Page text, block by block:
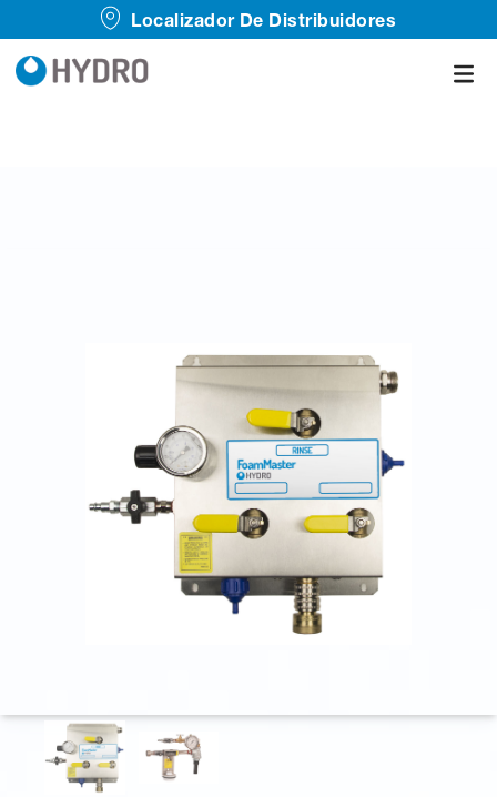
Localizador De Distribuidores